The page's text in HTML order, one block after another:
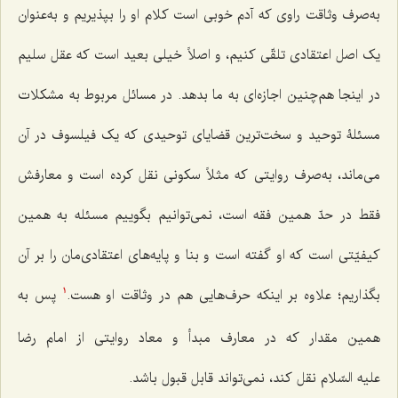
به‌صرف وثاقت راوی که آدم خوبی است کلام او را بپذیریم و به‌عنوان
یک اصل اعتقادی تلقّی کنیم، و اصلاً خیلی بعید است که عقل سلیم
در اینجا هم‌چنین اجازه‌ای به ما بدهد. در مسائل مربوط به مشکلات
مسئلۀ توحید و سخت‌ترین قضایای توحیدی که یک فیلسوف در آن
می‌ماند، به‌صرف روایتی که مثلاً سکونی نقل کرده است و معارفش
فقط در حدّ همین فقه است، نمی‌توانیم بگوییم مسئله به همین
کیفیّتی است که او گفته است و بنا و پایه‌های اعتقادی‌مان را بر آن
بگذاریم؛ علاوه بر اینکه حرف‌هایی هم در وثاقت او هست. 1
پس به
همین مقدار که در معارف مبدأ و معاد روایتی از امام رضا
علیه السّلام نقل کند، نمی‌تواند قابل قبول باشد.